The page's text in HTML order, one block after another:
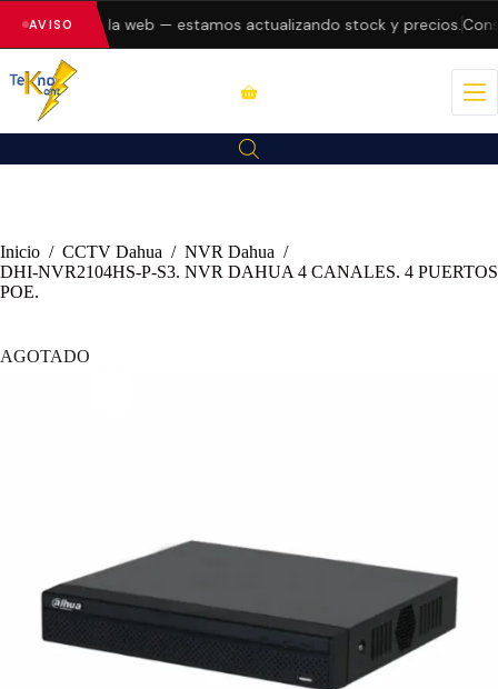
AVISO
errores en la web — estamos actualizando stock y precios.
Inicio / CCTV Dahua / NVR Dahua /
DHI-NVR2104HS-P-S3. NVR DAHUA 4 CANALES. 4 PUERTOS
POE.
AGOTADO